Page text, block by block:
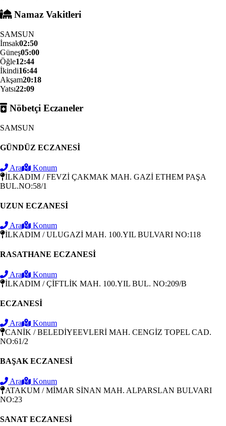
Namaz Vakitleri
SAMSUN
İmsak02:50
Güneş05:00
Öğle12:44
İkindi16:44
Akşam20:18
Yatsı22:09
Nöbetçi Eczaneler
SAMSUN
GÜNDÜZ ECZANESİ
Ara
Konum
İLKADIM / FEVZİ ÇAKMAK MAH. GAZİ ETHEM PAŞA
BUL.NO:58/1
UZUN ECZANESİ
Ara
Konum
İLKADIM / ULUGAZİ MAH. 100.YIL BULVARI NO:118
RASATHANE ECZANESİ
Ara
Konum
İLKADIM / ÇİFTLİK MAH. 100.YIL BUL. NO:209/B
ECZANESİ
Ara
Konum
CANİK / BELEDİYEEVLERİ MAH. CENGİZ TOPEL CAD.
NO:61/2
BAŞAK ECZANESİ
Ara
Konum
ATAKUM / MİMAR SİNAN MAH. ALPARSLAN BULVARI
NO:23
SANAT ECZANESİ